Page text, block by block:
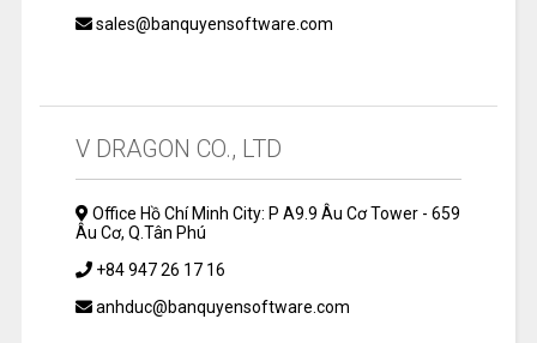
sales@banquyensoftware.com
V DRAGON CO., LTD
Office Hồ Chí Minh City: P A9.9 Âu Cơ Tower - 659
Âu Cơ, Q.Tân Phú
+84 947 26 17 16
anhduc@banquyensoftware.com